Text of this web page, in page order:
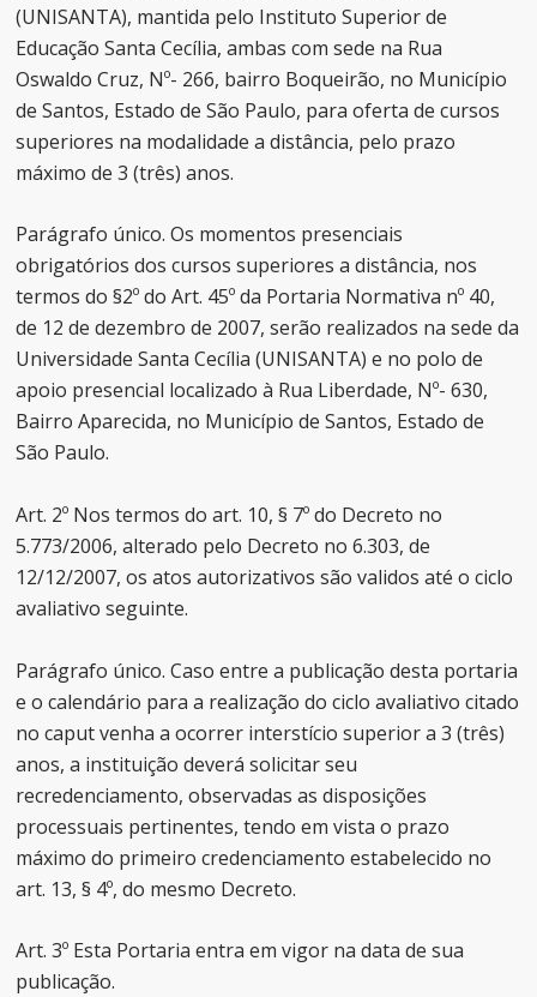
(UNISANTA), mantida pelo Instituto Superior de
Educação Santa Cecília, ambas com sede na Rua
Oswaldo Cruz, Nº- 266, bairro Boqueirão, no Município
de Santos, Estado de São Paulo, para oferta de cursos
superiores na modalidade a distância, pelo prazo
máximo de 3 (três) anos.
Parágrafo único. Os momentos presenciais
obrigatórios dos cursos superiores a distância, nos
termos do §2º do Art. 45º da Portaria Normativa nº 40,
de 12 de dezembro de 2007, serão realizados na sede da
Universidade Santa Cecília (UNISANTA) e no polo de
apoio presencial localizado à Rua Liberdade, Nº- 630,
Bairro Aparecida, no Município de Santos, Estado de
São Paulo.
Art. 2º Nos termos do art. 10, § 7º do Decreto no
5.773/2006, alterado pelo Decreto no 6.303, de
12/12/2007, os atos autorizativos são validos até o ciclo
avaliativo seguinte.
Parágrafo único. Caso entre a publicação desta portaria
e o calendário para a realização do ciclo avaliativo citado
no caput venha a ocorrer interstício superior a 3 (três)
anos, a instituição deverá solicitar seu
recredenciamento, observadas as disposições
processuais pertinentes, tendo em vista o prazo
máximo do primeiro credenciamento estabelecido no
art. 13, § 4º, do mesmo Decreto.
Art. 3º Esta Portaria entra em vigor na data de sua
publicação.